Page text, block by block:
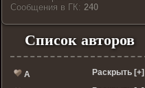
Cообщения в ГК:240
Список авторов
А Раскрыть [+]